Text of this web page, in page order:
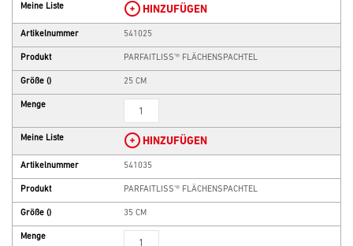
Meine Liste HINZUFÜGEN
Artikelnummer 541025
Produkt PARFAITLISS'® FLÄCHENSPACHTEL
Größe () 25 CM
Menge
Meine Liste HINZUFÜGEN
Artikelnummer 541035
Produkt PARFAITLISS'® FLÄCHENSPACHTEL
Größe () 35 CM
Menge